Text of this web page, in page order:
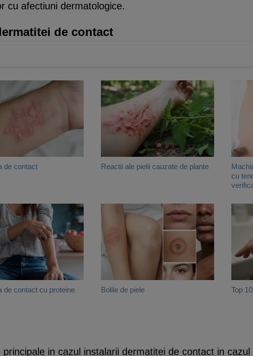
cu afectiuni dermatologice.
de contact
de contact Reactii ale pielii cauzate de plante
cu
de contact cu proteine Bolile de piele Top
in cazul instalarii dermatitei de contact in